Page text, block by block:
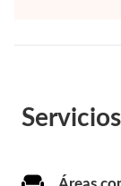
Servicios